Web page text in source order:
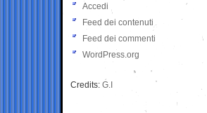
Accedi
Feed dei contenuti
Feed dei commenti
WordPress.org
Credits: G.I